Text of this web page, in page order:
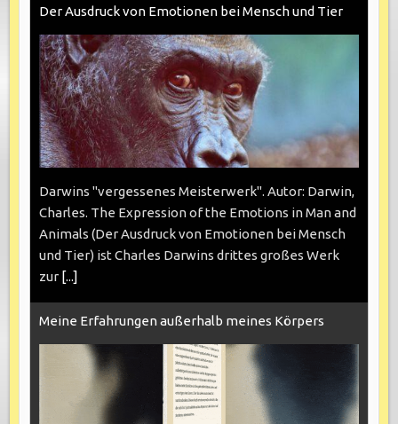
Der Ausdruck von Emotionen bei Mensch und Tier
Darwins "vergessenes Meisterwerk". Autor: Darwin,
Charles. The Expression of the Emotions in Man and
Animals (Der Ausdruck von Emotionen bei Mensch
und Tier) ist Charles Darwins drittes großes Werk
zur [...]
Meine Erfahrungen außerhalb meines Körpers